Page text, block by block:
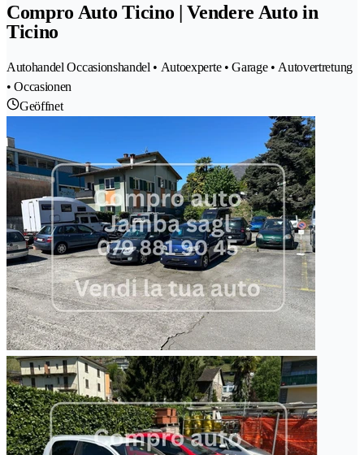
Compro Auto Ticino | Vendere Auto in
Ticino
Autohandel Occasionshandel • Autoexperte • Garage • Autovertretung
• Occasionen
Geöffnet